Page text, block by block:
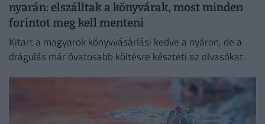
nyarán: elszálltak a könyvárak, most minden
forintot meg kell menteni
Kitart a magyarok könyvvásárlási kedve a nyáron, de a
drágulás már óvatosabb költésre készteti az olvasókat.